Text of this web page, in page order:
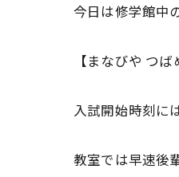
今日は修学館中
【まなびや つ
入試開始時刻に
教室では早速後